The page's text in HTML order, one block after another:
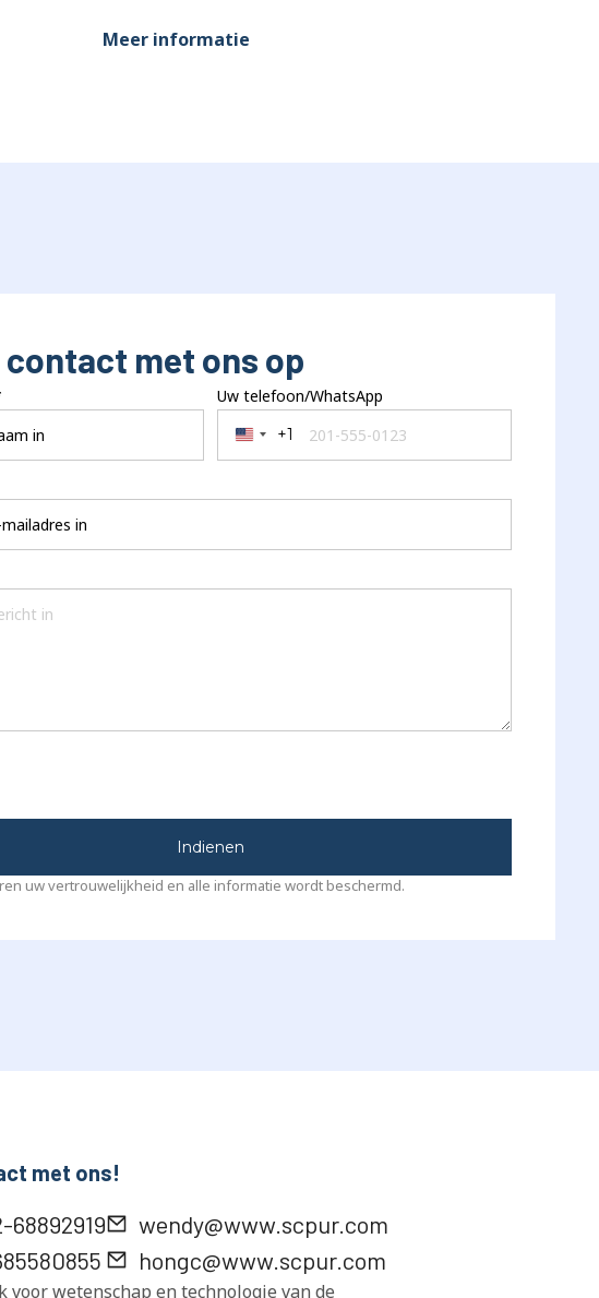
Meer informatie
contact met ons op
Uw telefoon/WhatsApp
United States +1
+1
Indienen
uw vertrouwelijkheid en alle informatie wordt beschermd.
met ons!
68892919
wendy@www.scpur.com
hongc@www.scpur.com
voor wetenschap en technologie van de